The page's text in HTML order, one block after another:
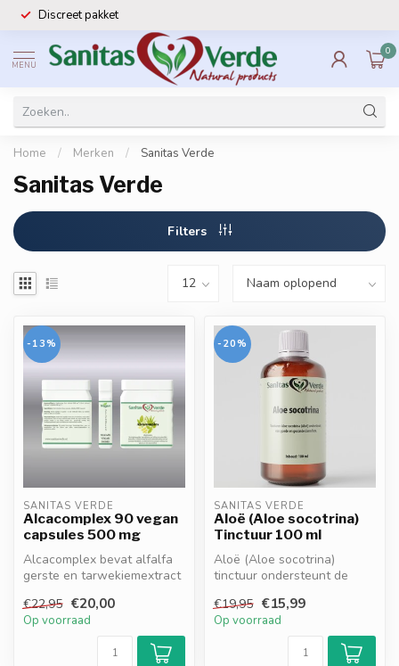
Discreet pakket
MENU
0
Home / Merken / Sanitas Verde
Sanitas Verde
Filters
-13%
SANITAS VERDE
Alcacomplex 90 vegan
capsules 500 mg
Alcacomplex bevat alfalfa
gerste en tarwekiemextract
v...
€22,95 €20,00
Op voorraad
-20%
SANITAS VERDE
Aloë (Aloe socotrina)
Tinctuur 100 ml
Aloë (Aloe socotrina)
tinctuur ondersteunt de
natuurlijke r...
€19,95 €15,99
Op voorraad